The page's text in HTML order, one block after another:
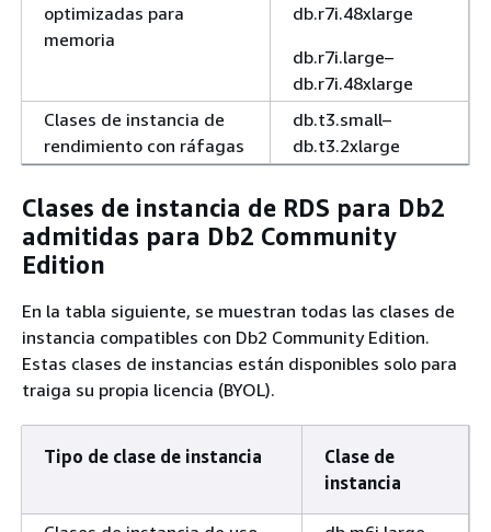
optimizadas para
memoria
db.r7i.48xlarge
db.r7i.large–
db.r7i.48xlarge
Clases de instancia de
rendimiento con ráfagas
db.t3.small–
db.t3.2xlarge
Clases de instancia de RDS para Db2
admitidas para Db2 Community
Edition
En la tabla siguiente, se muestran todas las clases de
instancia compatibles con Db2 Community Edition.
Estas clases de instancias están disponibles solo para
traiga su propia licencia (BYOL).
Tipo de clase de instancia
Clase de
instancia